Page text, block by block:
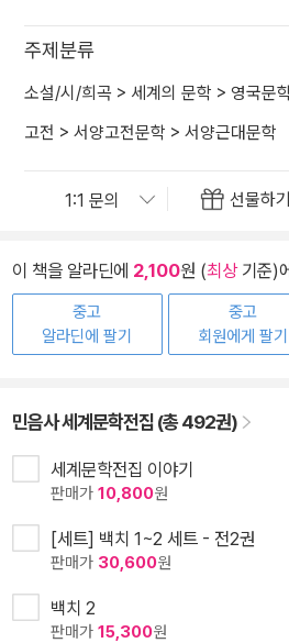
주제분류
소설/시/희곡 > 세계의 문학 > 영국문
고전 > 서양고전문학 > 서양근대문학
선물하기
이 책을 알라딘에 2,100원 (최상기준)
중고
알라딘에 팔기
중고
회원에게 팔기
민음사 세계문학전집 (총 492권)
세계문학전집 이야기
판매가 10,800원
[세트] 백치 1~2 세트 - 전2권
판매가 30,600원
백치 2
판매가 15,300원